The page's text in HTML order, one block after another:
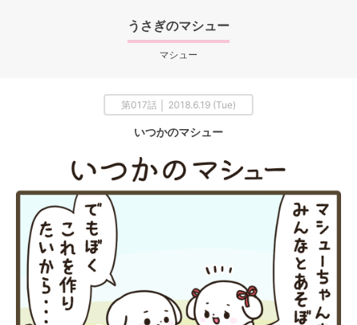
うさぎのマシュー
マシュー
第017話 │ 2018.6.19 (Tue)
いつかのマシュー